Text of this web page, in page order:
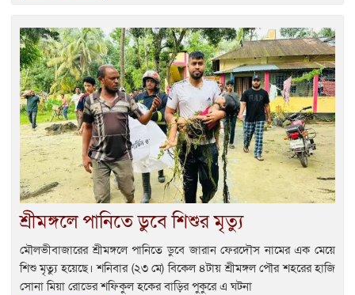
শ্রীমঙ্গলে পানিতে ডুবে শিশুর মৃত্যু
মৌলভীবাজারের শ্রীমঙ্গলে পানিতে ডুবে জারান ফেরদৌস নামের এক মেয়ে
শিশু মৃত্যু হয়েছে। শনিবার (২৩ মে) বিকেল ৪টায় শ্রীমঙ্গল পৌর শহরের হাজি
সোনা মিয়া রোডের শফিকুল হকের বাড়ির পুকুরে এ ঘটনা